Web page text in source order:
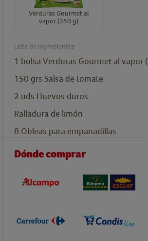
Verduras Gourmet al
vapor (350 g)
Lista de ingredientes
1 bolsa Verduras Gourmet al vapor
150 grs Salsa de tomate
2 uds Huevos duros
Ralladura de limón
8 Obleas para empanadillas
Dónde comprar